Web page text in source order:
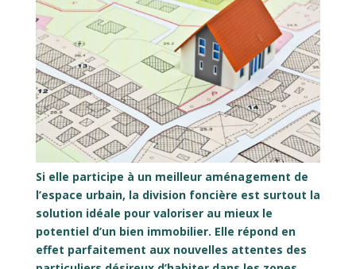
Si elle participe à un meilleur aménagement de
l’espace urbain, la division foncière est surtout la
solution idéale pour valoriser au mieux le
potentiel d’un bien immobilier. Elle répond en
effet parfaitement aux nouvelles attentes des